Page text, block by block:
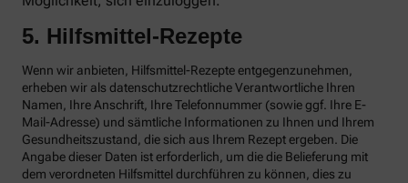
5. Hilfsmittel-Rezepte
Wenn wir anbieten, Hilfsmittel-Rezepte entgegenzunehmen,
erheben wir als datenschutzrechtliche Verantwortliche Ihren
Namen, Ihre Anschrift, Ihre Telefonnummer (sowie ggf. Ihre E-
Mail-Adresse) und sämtliche Informationen zu Ihnen und Ihrem
Gesundheitszustand, die sich aus Ihrem Rezept ergeben. Die
Angabe dieser Daten ist erforderlich, um die die Belieferung mit
dem verordneten Hilfsmittel durchführen zu können, dies zu